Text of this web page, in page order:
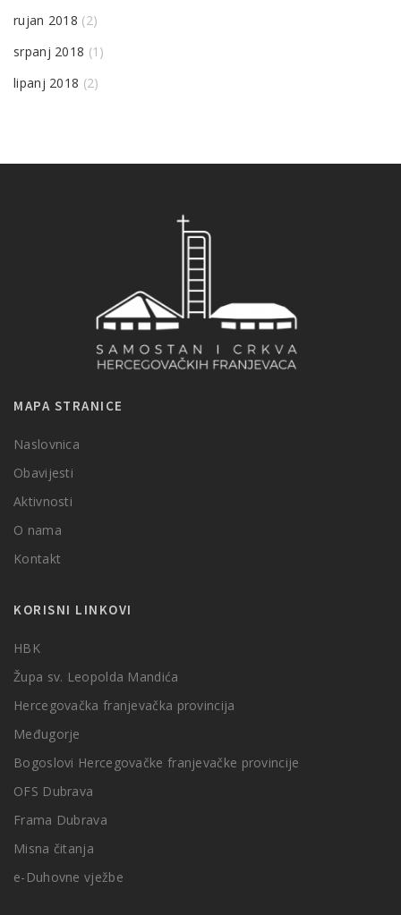
rujan 2018 (2)
srpanj 2018 (1)
lipanj 2018 (2)
MAPA STRANICE
Naslovnica
Obavijesti
Aktivnosti
O nama
Kontakt
KORISNI LINKOVI
HBK
Župa sv. Leopolda Mandića
Hercegovačka franjevačka provincija
Međugorje
Bogoslovi Hercegovačke franjevačke provincije
OFS Dubrava
Frama Dubrava
Misna čitanja
e-Duhovne vježbe